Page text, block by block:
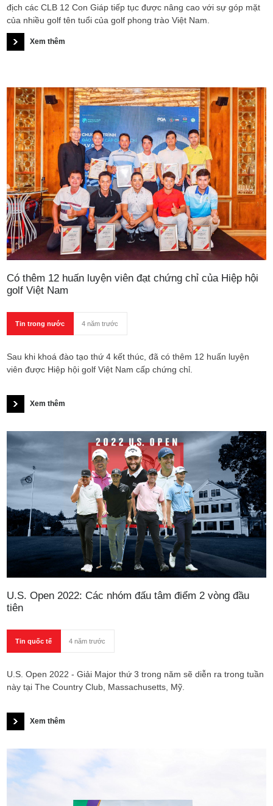
địch các CLB 12 Con Giáp tiếp tục được nâng cao với sự góp mặt
của nhiều golf tên tuổi của golf phong trào Việt Nam.
Xem thêm
Có thêm 12 huấn luyện viên đạt chứng chỉ của Hiệp hội
golf Việt Nam
Tin trong nước 4 năm trước
Sau khi khoá đào tạo thứ 4 kết thúc, đã có thêm 12 huấn luyện
viên được Hiệp hội golf Việt Nam cấp chứng chỉ.
Xem thêm
U.S. Open 2022: Các nhóm đấu tâm điểm 2 vòng đầu
tiên
Tin quốc tế 4 năm trước
U.S. Open 2022 - Giải Major thứ 3 trong năm sẽ diễn ra trong tuần
này tại The Country Club, Massachusetts, Mỹ.
Xem thêm